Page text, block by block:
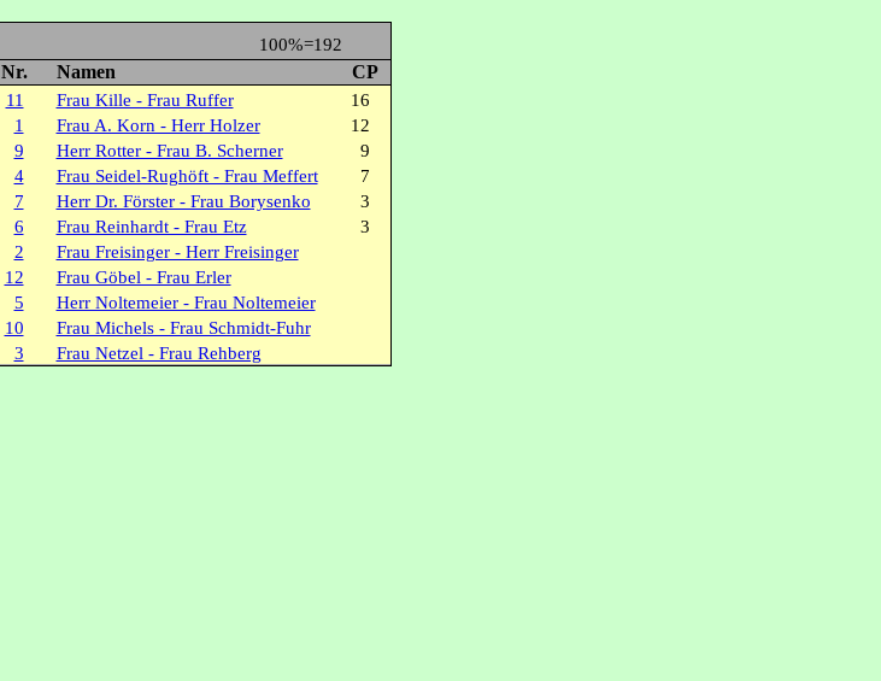
100%=192
Nr. Namen CP
11 Frau Kille - Frau Ruffer
16
1 Frau A. Korn - Herr Holzer
12
9 Herr Rotter - Frau B. Scherner
9
4 Frau Seidel-Rughöft - Frau Meffert
7
7 Herr Dr. Förster - Frau Borysenko
3
6 Frau Reinhardt - Frau Etz
3
2
Frau Freisinger - Herr Freisinger
12
Frau Göbel - Frau Erler
5
Herr Noltemeier - Frau Noltemeier
10
Frau Michels - Frau Schmidt-Fuhr
3 Frau Netzel - Frau Rehberg